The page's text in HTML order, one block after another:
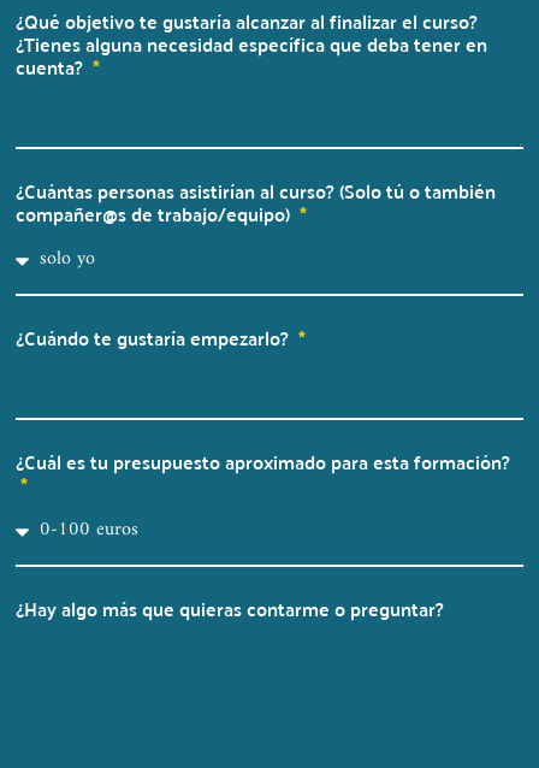
¿Qué objetivo te gustaría alcanzar al finalizar el curso?
¿Tienes alguna necesidad específica que deba tener en
cuenta?
¿Cuántas personas asistirían al curso? (Solo tú o también
compañer@s de trabajo/equipo)
¿Cuándo te gustaría empezarlo?
¿Cuál es tu presupuesto aproximado para esta formación?
¿Hay algo más que quieras contarme o preguntar?